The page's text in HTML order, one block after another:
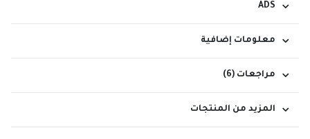
ADS
معلومات إضافية
مراجعات (6)
المزيد من المنتجات